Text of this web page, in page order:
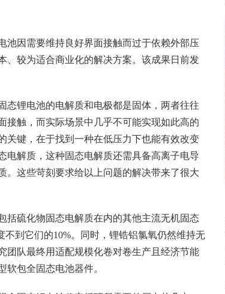
池因需要维持良好界面接触而过于依赖外部压
、较为适合商业化的解决方案。该成果日前发
态锂电池的电解质和电极都是固体，两者往往
接触，而实际场景中几乎不可能实现如此高的
关键，在于找到一种在低压力下也能有效改变
电解质，这种固态电解质还需具备高离子电导
。这些苛刻要求给以上问题的解决带来了很大
硫化物固态电解质在内的其他主流无机固态
到它们的10%。同时，锂锆铝氯氧仍然维持无
团队最终用适配规模化卷对卷生产且经济节能
包全固态电池器件。